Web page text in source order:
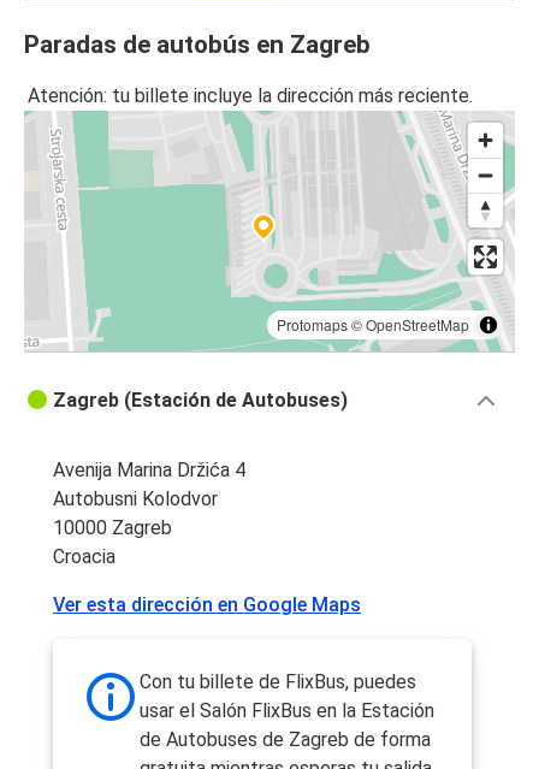
Paradas de autobús en Zagreb
Atención: tu billete incluye la dirección más reciente.
Protomaps©OpenStreetMap
Zagreb (Estación de Autobuses)
Avenija Marina Držića 4
Autobusni Kolodvor
10000 Zagreb
Croacia
Ver esta dirección en Google Maps
Con tu billete de FlixBus, puedes
usar el Salón FlixBus en la Estación
de Autobuses de Zagreb de forma